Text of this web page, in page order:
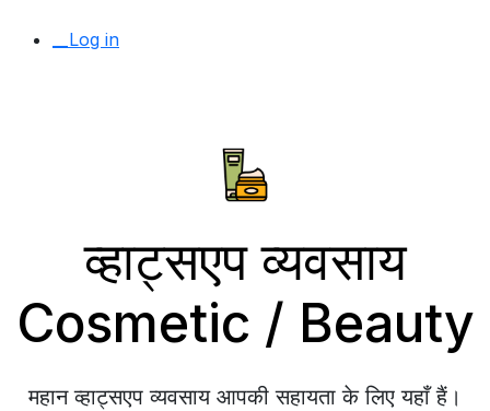
__Log in
व्हाट्सएप व्यवसाय
Cosmetic / Beauty
महान व्हाट्सएप व्यवसाय आपकी सहायता के लिए यहाँ हैं।